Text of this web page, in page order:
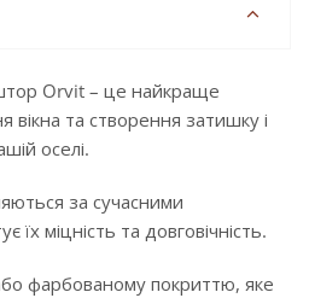
Orvit – це найкраще
вікна та створення затишку і
оселі.
за сучасними
їх міцність та довговічність.
фарбованому покриттю, яке